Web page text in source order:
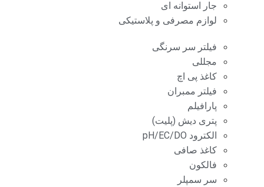
جار استوانه ای
لوازم مصرفی و پلاستیکی
فیلتر سر سرنگی
مجللی
کاغذ پی اچ
فیلتر ممبران
پارافیلم
پتری دیش (پلیت)
الکترود pH/EC/DO
کاغذ صافی
فالکون
سر سمپلر